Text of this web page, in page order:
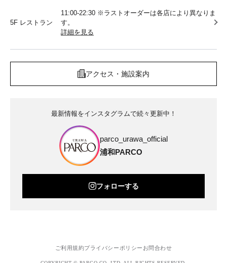
5F レストラン
11:00-22:30 ※ラストオーダーは各店により異なりま
す。
詳細を見る
アクセス・施設案内
最新情報をインスタグラムで続々更新中！
parco_urawa_official
浦和PARCO
フォローする
ご利用規約プライバシーポリシー お問合わせ